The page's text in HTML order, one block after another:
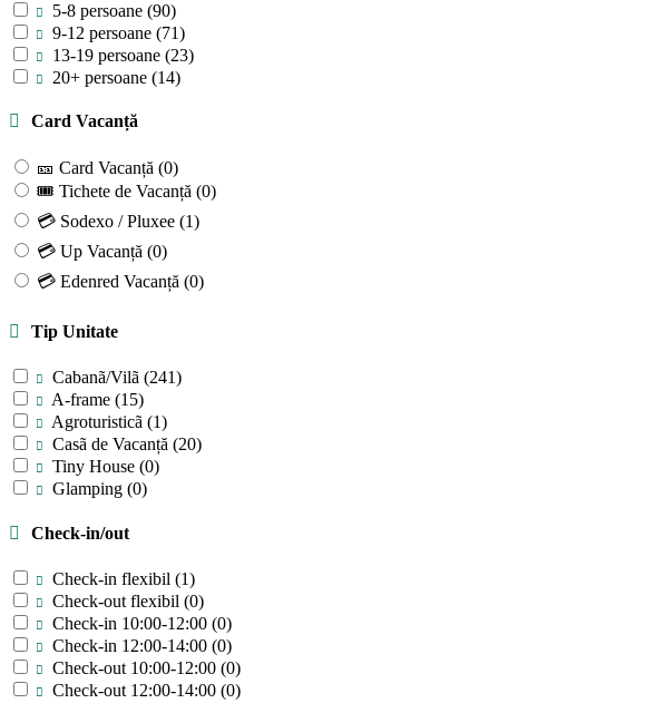
5-8 persoane (90)
9-12 persoane (71)
13-19 persoane (23)
20+ persoane (14)
Card Vacanță
🎫 Card Vacanță (0)
🎟 Tichete de Vacanță (0)
💳 Sodexo / Pluxee (1)
💳 Up Vacanță (0)
💳 Edenred Vacanță (0)
Tip Unitate
Cabanã/Vilã (241)
A-frame (15)
Agroturisticã (1)
Casã de Vacanță (20)
Tiny House (0)
Glamping (0)
Check-in/out
Check-in flexibil (1)
Check-out flexibil (0)
Check-in 10:00-12:00 (0)
Check-in 12:00-14:00 (0)
Check-out 10:00-12:00 (0)
Check-out 12:00-14:00 (0)